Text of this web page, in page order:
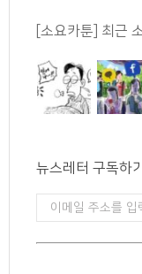
[소요카툰] 최근
뉴스레터 구독하기